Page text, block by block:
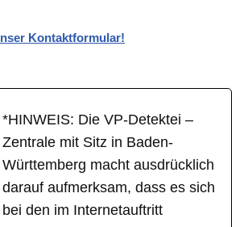
Kontaktformular!
*HINWEIS: Die VP-Detektei –
Zentrale mit Sitz in Baden-
Württemberg macht ausdrücklich
darauf aufmerksam, dass es sich
bei den im Internetauftritt